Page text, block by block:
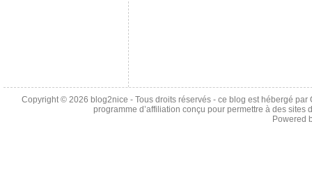
Copyright © 2026 blog2nice - Tous droits réservés - ce blog est hébergé
programme d’affiliation conçu pour permettre à des
Powered